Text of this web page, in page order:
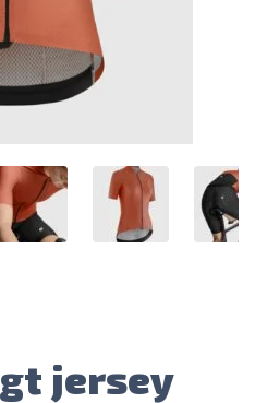
jersey